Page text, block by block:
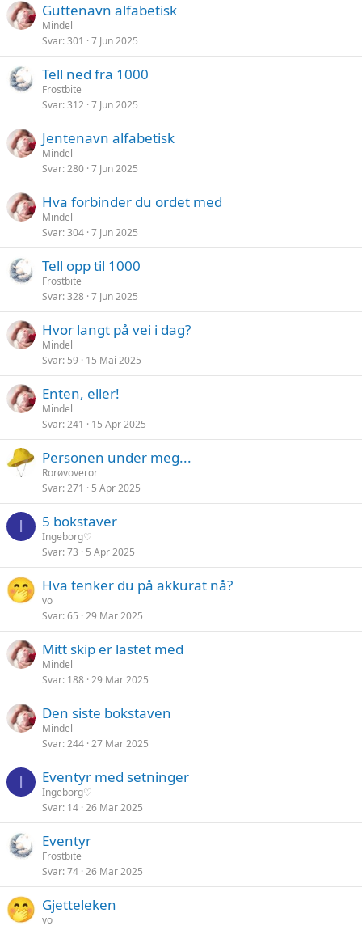
Guttenavn alfabetisk
Mindel
Svar 301 7 Jun 2025
Tell ned fra 1000
Frostbite
Svar 312 7 Jun 2025
Jentenavn alfabetisk
Mindel
Svar 280 7 Jun 2025
Hva forbinder du ordet med
Mindel
Svar 304 7 Jun 2025
Tell opp til 1000
Frostbite
Svar 328 7 Jun 2025
Hvor langt på vei i dag?
Mindel
Svar 59 15 Mai 2025
Enten, eller!
Mindel
Svar 241 15 Apr 2025
Personen under meg...
Rorøvoveror
Svar 271 5 Apr 2025
I 5 bokstaver
Ingeborg♡
Svar 73 5 Apr 2025
Hva tenker du på akkurat nå?
vo
Svar 65 29 Mar 2025
Mitt skip er lastet med
Mindel
Svar 188 29 Mar 2025
Den siste bokstaven
Mindel
Svar 244 27 Mar 2025
I Eventyr med setninger
Ingeborg♡
Svar 14 26 Mar 2025
Eventyr
Frostbite
Svar 74 26 Mar 2025
Gjetteleken
vo